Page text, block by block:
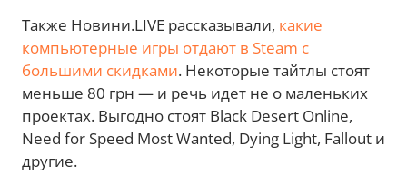
Также Новини.LIVE рассказывали, какие
компьютерные игры отдают в Steam с
большими скидками. Некоторые тайтлы стоят
меньше 80 грн — и речь идет не о маленьких
проектах. Выгодно стоят Black Desert Online,
Need for Speed Most Wanted, Dying Light, Fallout и
другие.